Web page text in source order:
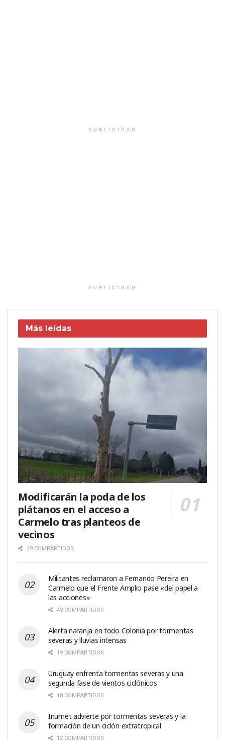
PUBLICIDAD
PUBLICIDAD
Más leídas
Modificarán la poda de los
plátanos en el acceso a
Carmelo tras planteos de
vecinos
49 COMPARTIDOS
Militantes reclamaron a Fernando Pereira en
Carmelo que el Frente Amplio pase «del papel a
las acciones»
43 COMPARTIDOS
Alerta naranja en todo Colonia por tormentas
severas y lluvias intensas
19 COMPARTIDOS
Uruguay enfrenta tormentas severas y una
segunda fase de vientos ciclónicos
18 COMPARTIDOS
Inumet advierte por tormentas severas y la
formación de un ciclón extratropical
12 COMPARTIDOS